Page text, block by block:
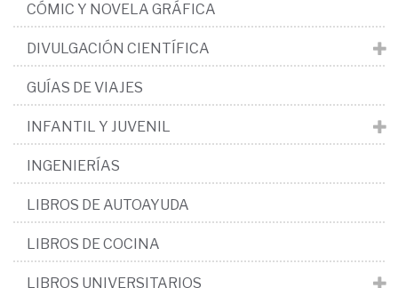
CÓMIC Y NOVELA GRÁFICA
DIVULGACIÓN CIENTÍFICA
GUÍAS DE VIAJES
INFANTIL Y JUVENIL
INGENIERÍAS
LIBROS DE AUTOAYUDA
LIBROS DE COCINA
LIBROS UNIVERSITARIOS